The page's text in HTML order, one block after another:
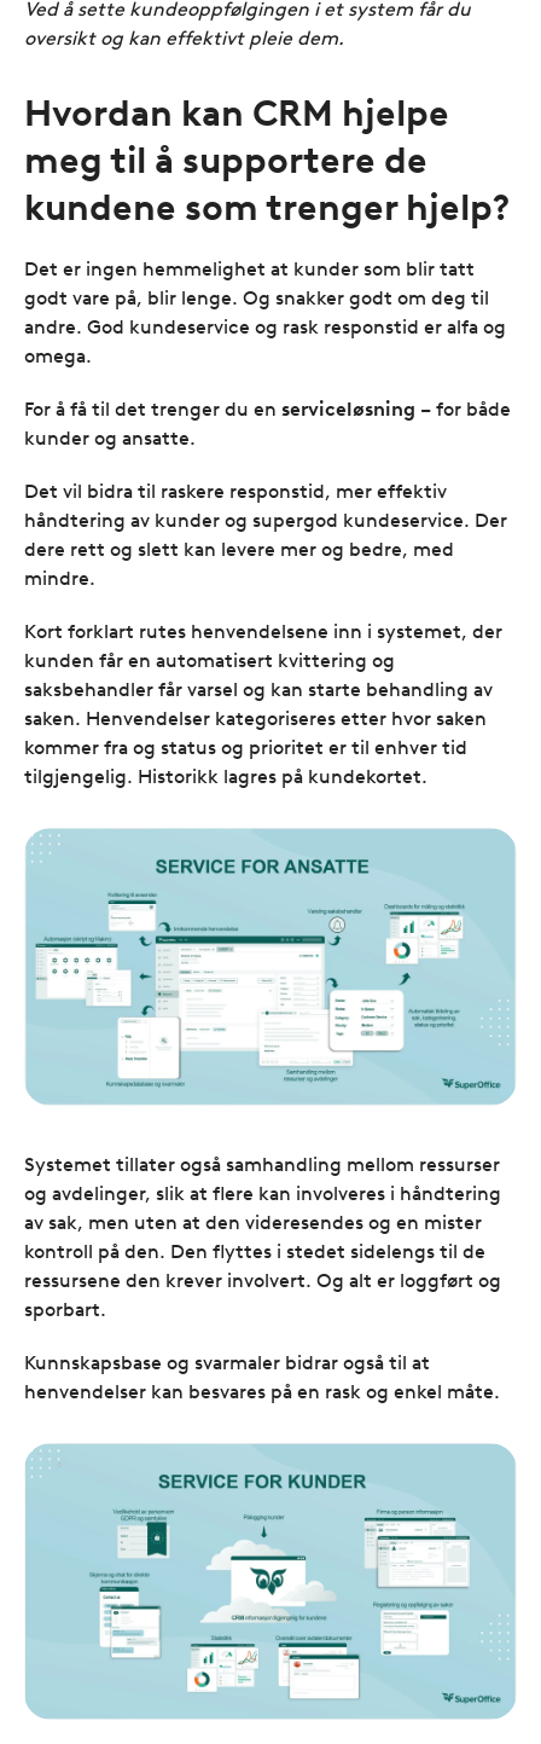
Ved å sette kundeoppfølgingen i et system får du
oversikt og kan effektivt pleie dem.
Hvordan kan CRM hjelpe
meg til å supportere de
kundene som trenger hjelp?
Det er ingen hemmelighet at kunder som blir tatt
godt vare på, blir lenge. Og snakker godt om deg til
andre. God kundeservice og rask responstid er alfa og
omega.
For å få til det trenger du en serviceløsning – for både
kunder og ansatte.
Det vil bidra til raskere responstid, mer effektiv
håndtering av kunder og supergod kundeservice. Der
dere rett og slett kan levere mer og bedre, med
mindre.
Kort forklart rutes henvendelsene inn i systemet, der
kunden får en automatisert kvittering og
saksbehandler får varsel og kan starte behandling av
saken. Henvendelser kategoriseres etter hvor saken
kommer fra og status og prioritet er til enhver tid
tilgjengelig. Historikk lagres på kundekortet.
Systemet tillater også samhandling mellom ressurser
og avdelinger, slik at flere kan involveres i håndtering
av sak, men uten at den videresendes og en mister
kontroll på den. Den flyttes i stedet sidelengs til de
ressursene den krever involvert. Og alt er loggført og
sporbart.
Kunnskapsbase og svarmaler bidrar også til at
henvendelser kan besvares på en rask og enkel måte.